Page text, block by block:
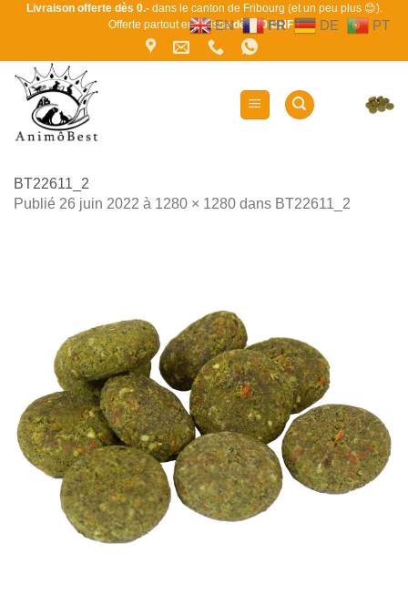
PasserLivraison offerte dès 0.-dans le canton de Fribourg (et un peu plus 😊).
Offerte partout en Suissedès 80 CHF !
BT22611_2
Publié 26 juin 2022 à 1280 × 1280 dans BT22611_2
EN FR DE PT